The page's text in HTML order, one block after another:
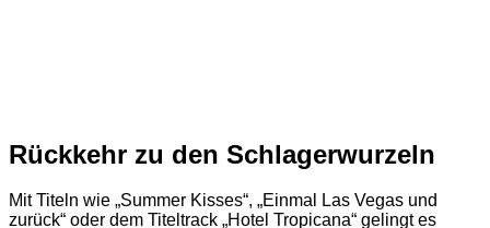
Rückkehr zu den Schlagerwurzeln
Mit Titeln wie „Summer Kisses“, „Einmal Las Vegas und
zurück“ oder dem Titeltrack „Hotel Tropicana“ gelingt es